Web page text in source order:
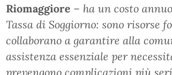
Riomaggiore – ha un costo
Tassa di Soggiorno: sono risorse
collaborano a garantire alla
assistenza essenziale per